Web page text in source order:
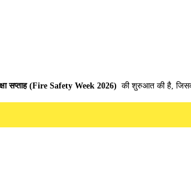
सप्ताह (Fire Safety Week 2026) की शुरुआत की है,